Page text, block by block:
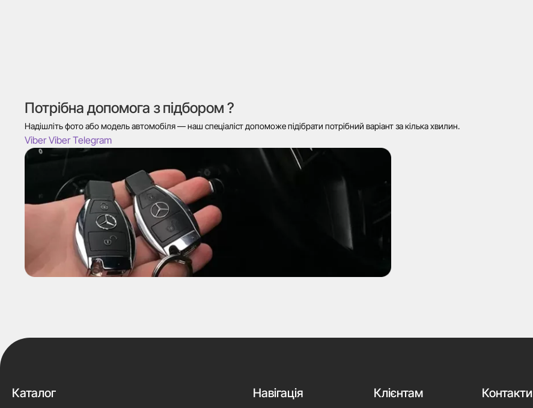
Потрібна допомога з підбором ?
Надішліть фото або модель автомобіля — наш спеціаліст допоможе підібрати потрібний варіант за кілька хвилин.
Viber Viber Telegram
Каталог Навігація Клієнтам Контакти